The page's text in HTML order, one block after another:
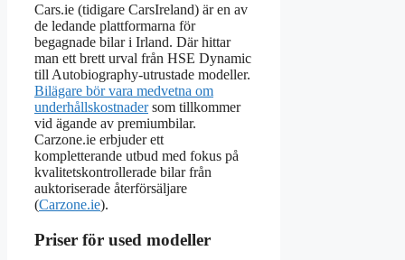
Cars.ie (tidigare CarsIreland) är en av
de ledande plattformarna för
begagnade bilar i Irland. Där hittar
man ett brett urval från HSE Dynamic
till Autobiography-utrustade modeller.
Bilägare bör vara medvetna om
underhållskostnadersom tillkommer
vid ägande av premiumbilar.
Carzone.ie erbjuder ett
kompletterande utbud med fokus på
kvalitetskontrollerade bilar från
auktoriserade återförsäljare
(Carzone.ie).
Priser för used modeller